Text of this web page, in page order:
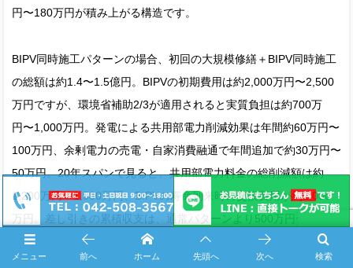
円〜180万円が積み上がる構造です。
BIPV同時施工パターンの場合、初回の大規模修繕＋BIPV同時施工
の総額は約1.4〜1.5億円。BIPVの初期費用は約2,000万円〜2,500
万円ですが、環境省補助2/3が適用されると実質負担は約700万
円〜1,000万円。発電による共用部電力削減効果は年間約60万円〜
100万円、余剰電力の売電・自家消費融通で年間追加で約30万円〜
50万円。20年スパンで見ると、共用部電力料金の総削減額は約
1,200万円〜1,500万円、BIPVの寿命到来時の交換費用が約1,000
万円。差し引きの累積収支は、通常パターンより500万円〜1,500
万円改善する試算になります。
メニュー 検索
前へ ホーム 先頭へ 次へ